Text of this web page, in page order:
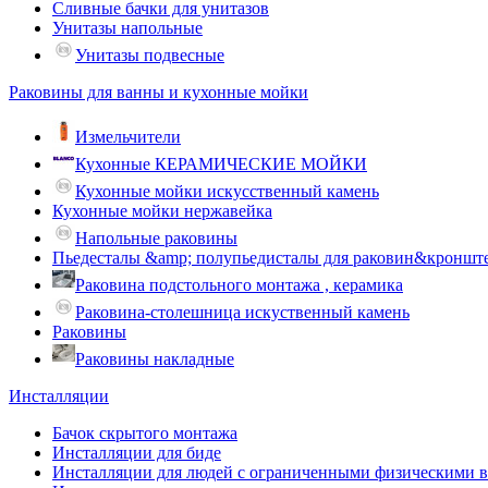
Сливные бачки для унитазов
Унитазы напольные
Унитазы подвесные
Раковины для ванны и кухонные мойки
Измельчители
Кухонные КЕРАМИЧЕСКИЕ МОЙКИ
Кухонные мойки искусственный камень
Кухонные мойки нержавейка
Напольные раковины
Пьедесталы &amp; полупьедисталы для
Раковина подстольного монтажа , керамика
Раковина-столешница искуственный камень
Раковины
Раковины накладные
Инсталляции
Бачок скрытого монтажа
Инсталляции для биде
Инсталляции для людей с ограниченными физическими